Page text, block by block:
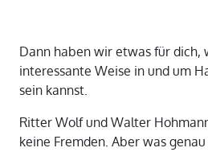
Dann haben wir etwas für dich,
interessante Weise in und um
sein kannst.
Ritter Wolf und Walter
keine Fremden. Aber was